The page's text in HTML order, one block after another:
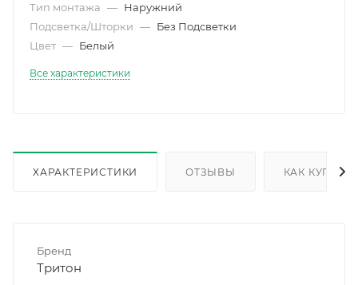
Тип монтажа — Наружний
Подсветка/Шторки — Без Подсветки
Цвет — Белый
Все характеристики
ХАРАКТЕРИСТИКИ ОТЗЫВЫ КАК КУПИТЬ
Бренд
Тритон